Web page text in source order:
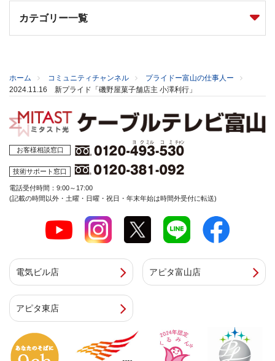
カテゴリー一覧
ホーム コミュニティチャンネル
プライドー富山の仕事人ー
2024.11.16 新プライド「磯野屋菓子舗店主 小澤利行」
お客様相談窓口
技術サポート窓口
電話受付時間：9:00～17:00
(記載の時間以外・土曜・日曜・祝日・年末年始は時間外受付に転送)
電気ビル店 アピタ富山店
アピタ東店